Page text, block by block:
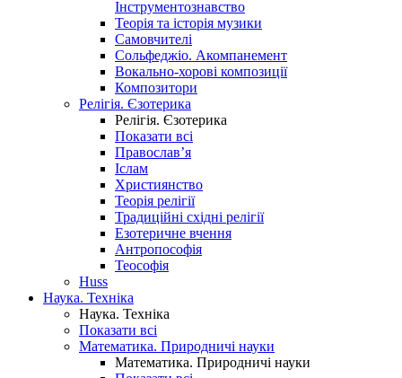
Інструментознавство
Теорія та історія музики
Самовчителі
Сольфеджіо. Акомпанемент
Вокально-хорові композиції
Композитори
Релігія. Єзотерика
Релігія. Єзотерика
Показати всі
Православ’я
Іслам
Християнство
Теорія релігії
Традиційні східні релігії
Езотеричне вчення
Антропософія
Теософія
Huss
Наука. Техніка
Наука. Техніка
Показати всі
Математика. Природничі науки
Математика. Природничі науки